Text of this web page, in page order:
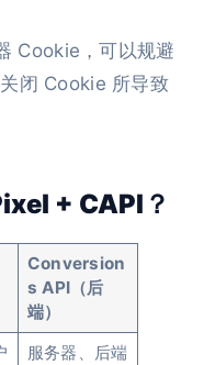
Cookie，可以规避
闭 Cookie 所导致
+ CAPI？
Conversion
s API（后
端）
服务器、后端